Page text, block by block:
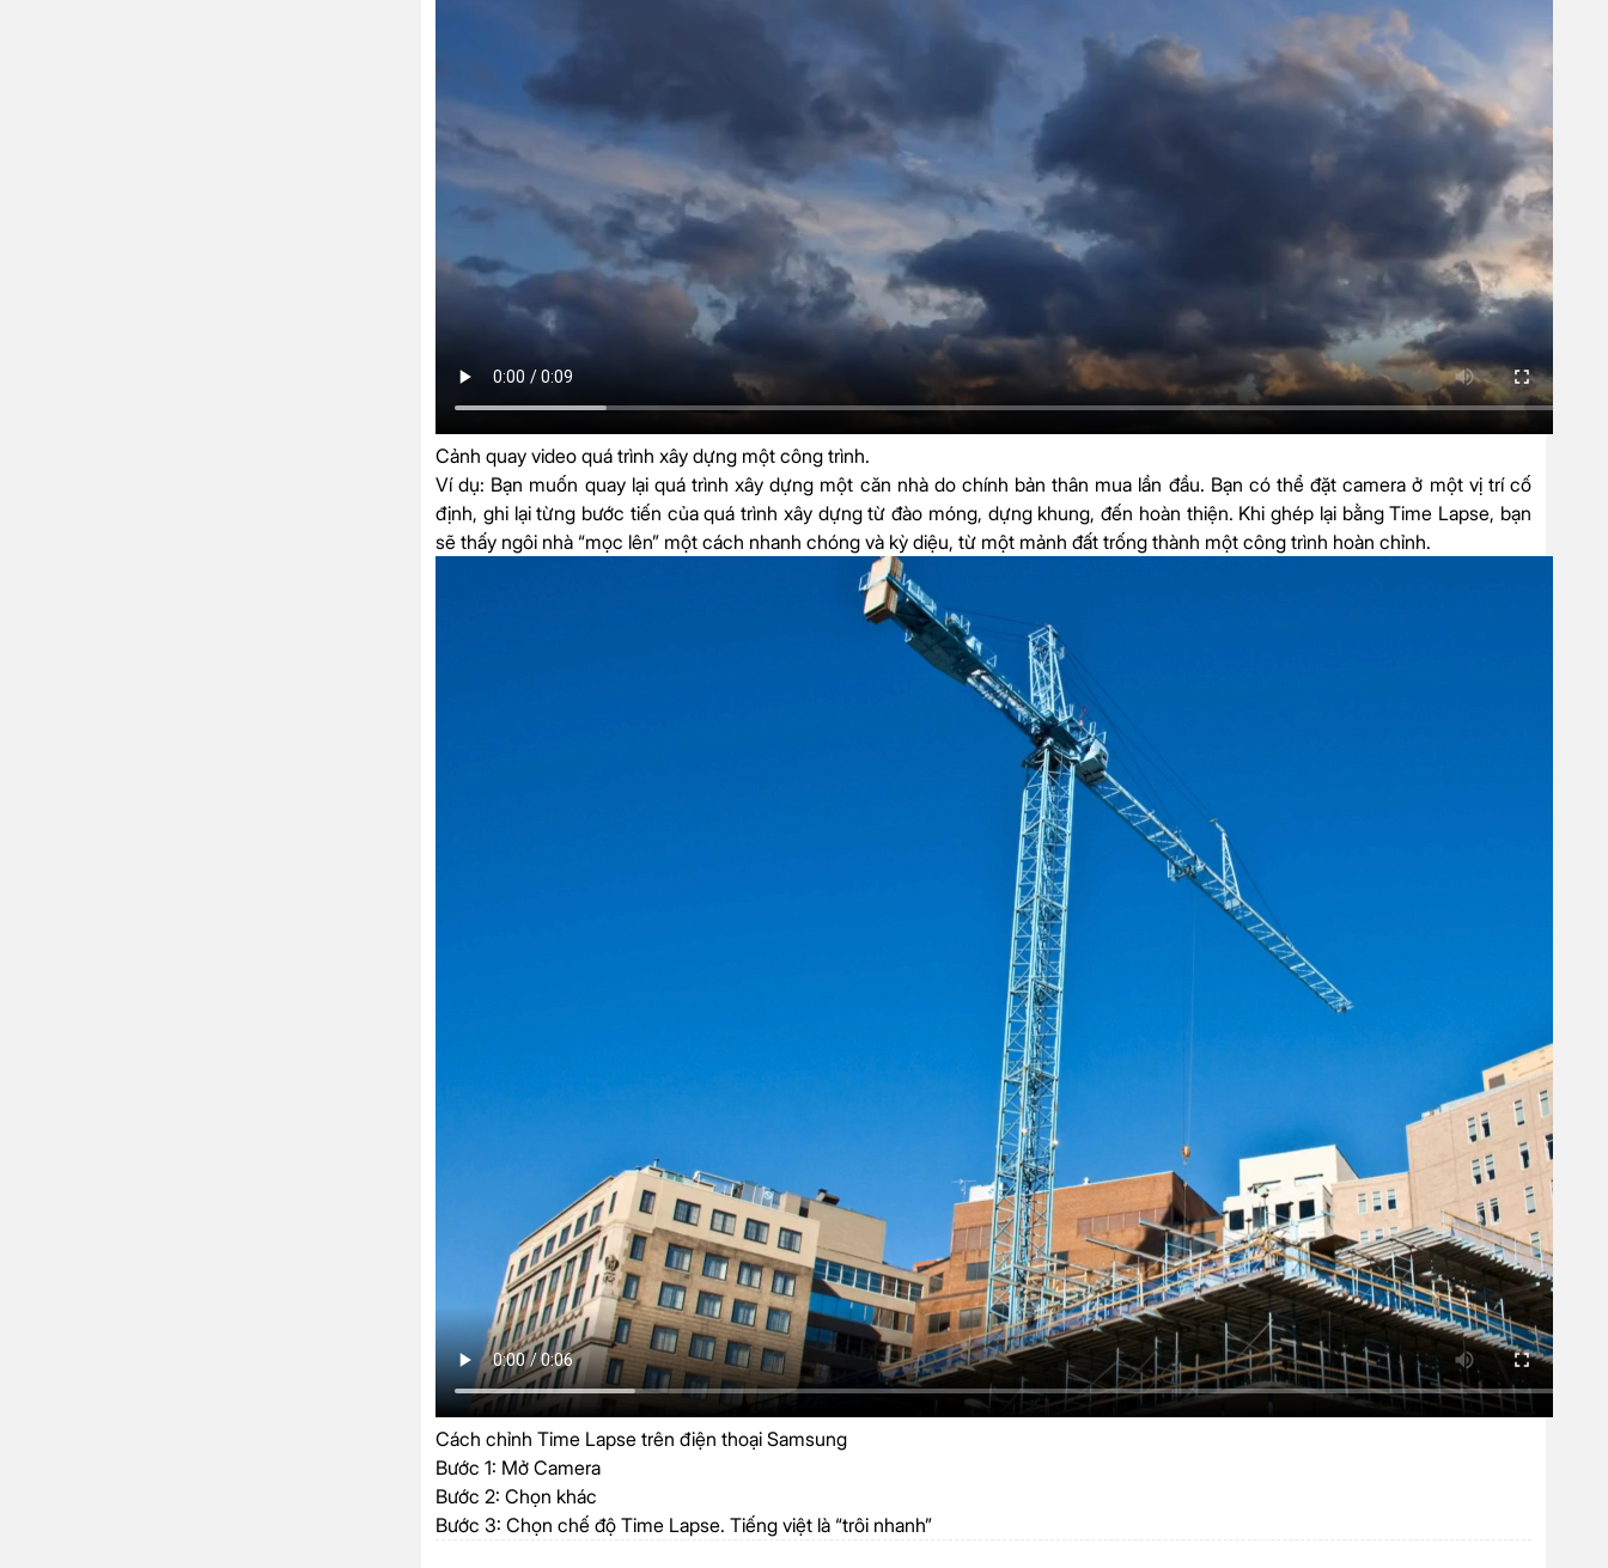
Cảnh quay video quá trình xây dựng một công trình.
Ví dụ: Bạn muốn quay lại quá trình xây dựng một căn nhà do chính bản thân mua lần đầu. Bạn có thể đặt camera ở một vị trí cố
định, ghi lại từng bước tiến của quá trình xây dựng từ đào móng, dựng khung, đến hoàn thiện. Khi ghép lại bằng Time Lapse, bạn
sẽ thấy ngôi nhà “mọc lên” một cách nhanh chóng và kỳ diệu, từ một mảnh đất trống thành một công trình hoàn chỉnh.
Cách chỉnh Time Lapse trên điện thoại Samsung
Bước 1: Mở Camera
Bước 2: Chọn khác
Bước 3: Chọn chế độ Time Lapse. Tiếng việt là “trôi nhanh”